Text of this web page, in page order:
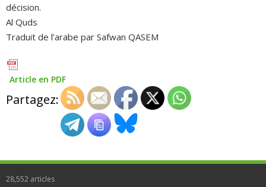
décision.
Al Quds
Traduit de l’arabe par Safwan QASEM
Article en PDF
Partagez:
28,552 articles